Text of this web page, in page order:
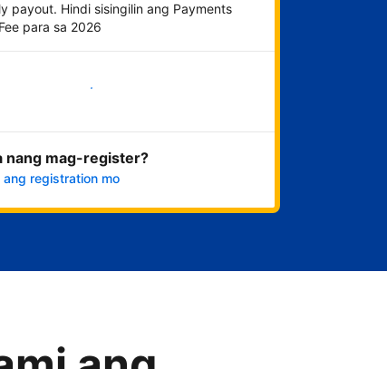
payout. Hindi sisingilin ang Payments
para sa 2026
Magsimula na
nang mag-register?
registration mo